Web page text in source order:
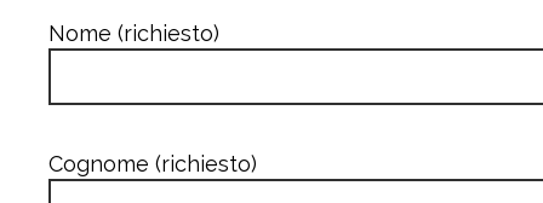
Nome (richiesto)
Cognome (richiesto)